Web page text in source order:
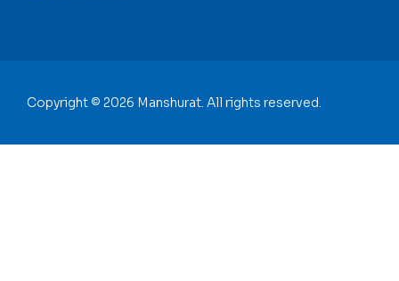
Copyright © 2026 Manshurat. All rights reserved.